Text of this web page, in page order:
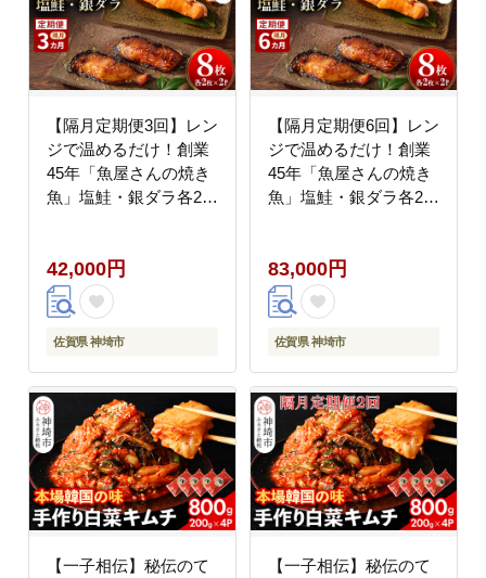
【隔月定期便3回】レン
ジで温めるだけ！創業
45年「魚屋さんの焼き
魚」塩鮭・銀ダラ各2枚
ン ふるさと納税】
(H032119)
42,000円
佐賀県 神埼市
【隔月定期便6回】レン
ジで温めるだけ！創業
45年「魚屋さんの焼き
魚」塩鮭・銀ダラ各2枚
ン ふるさと納税】
(H032120)
83,000円
佐賀県 神埼市
【一子相伝】秘伝のて
【一子相伝】秘伝のて